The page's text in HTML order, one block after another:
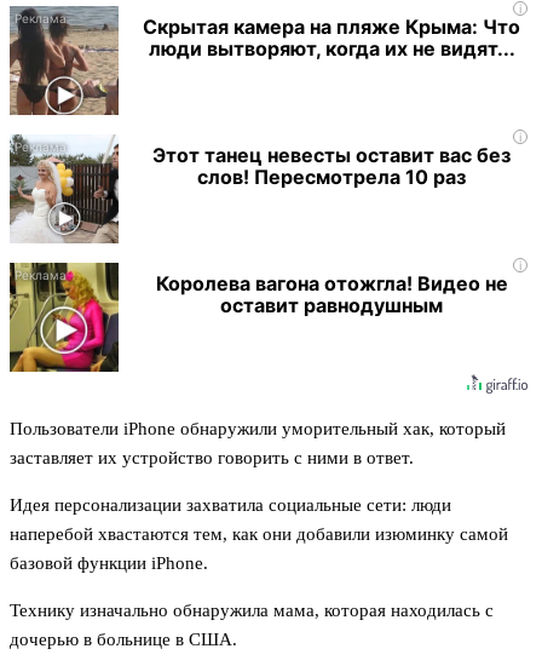
i
Скрытая камера на пляже Крыма: Что
люди вытворяют, когда их не видят...
i
Этот танец невесты оставит вас без
слов! Пересмотрела 10 раз
i
Королева вагона отожгла! Видео не
оставит равнодушным
Пользователи iPhone обнаружили уморительный хак, который
заставляет их устройство говорить с ними в ответ.
Идея персонализации захватила социальные сети: люди
наперебой хвастаются тем, как они добавили изюминку самой
базовой функции iPhone.
Технику изначально обнаружила мама, которая находилась с
дочерью в больнице в США.